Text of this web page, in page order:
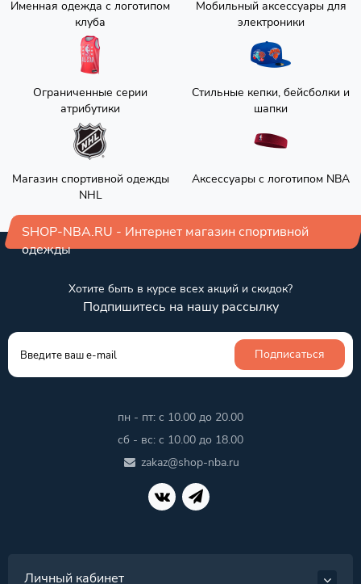
Именная одежда с логотипом
клуба
Мобильный аксессуары для
электроники
Ограниченные серии
атрибутики
Стильные кепки, бейсболки и
шапки
Магазин спортивной одежды
NHL
Аксессуары с логотипом NBA
SHOP-NBA.RU - Интернет магазин спортивной
одежды
Хотите быть в курсе всех акций и скидок?
Подпишитесь на нашу рассылку
Подписаться
пн - пт: с 10.00 до 20.00
сб - вс: с 10.00 до 18.00
zakaz@shop-nba.ru
Личный кабинет